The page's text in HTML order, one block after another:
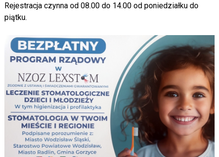
Rejestracja czynna od 08.00 do 14.00 od poniedziałku do
piątku.